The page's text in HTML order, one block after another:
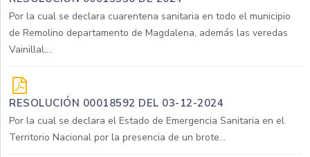
Por la cual se declara cuarentena sanitaria en todo el municipio
de Remolino departamento de Magdalena, además las veredas
Vainillal,...
RESOLUCIÓN 00018592 DEL 03-12-2024
Por la cual se declara el Estado de Emergencia Sanitaria en el
Territorio Nacional por la presencia de un brote...